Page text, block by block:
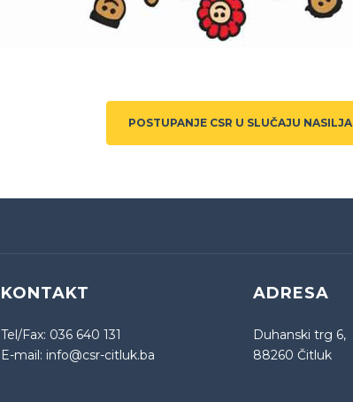
POSTUPANJE CSR U SLUČAJU NASILJA
KONTAKT
Tel/Fax: 036 640 131
E-mail: info@csr-citluk.ba
ADRESA
Duhanski trg 6,
88260 Čitluk